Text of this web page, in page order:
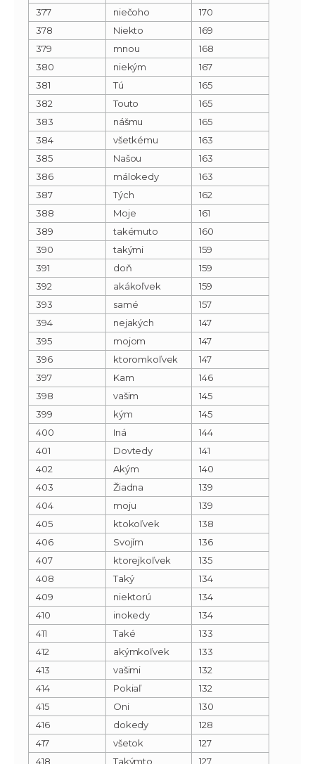
377
niečoho
170
378
Niekto
169
379
mnou
168
380
niekým
167
381
Tú
165
382
Touto
165
383
nášmu
165
384
všetkému
163
385
Našou
163
386
málokedy
163
387
Tých
162
388
Moje
161
389
takémuto
160
390
takými
159
391
doň
159
392
akákoľvek
159
393
samé
157
394
nejakých
147
395
mojom
147
396
ktoromkoľvek
147
397
Kam
146
398
vašim
145
399
kým
145
400
Iná
144
401
Dovtedy
141
402
Akým
140
403
Žiadna
139
404
moju
139
405
ktokoľvek
138
406
Svojím
136
407
ktorejkoľvek
135
408
Taký
134
409
niektorú
134
410
inokedy
134
411
Také
133
412
akýmkoľvek
133
413
vašimi
132
414
Pokiaľ
132
415
Oni
130
416
dokedy
128
417
všetok
127
418
Takýmto 127